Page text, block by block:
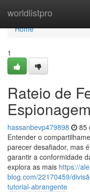
worldlistpro
Home
Home
1
Rateio de
hassanbevp479898 85
Entender o
parecer desafiador, mas
garantir a conformidade
explora as mais https://
blog.com/22170459/
tutorial-abrangente